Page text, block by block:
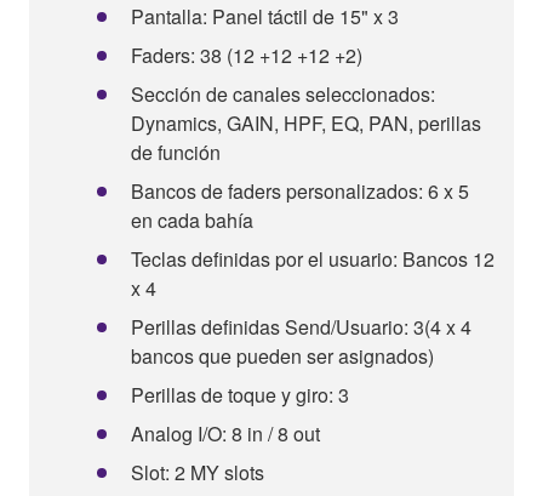
Pantalla: Panel táctil de 15" x 3
Faders: 38 (12 +12 +12 +2)
Sección de canales seleccionados:
Dynamics, GAIN, HPF, EQ, PAN, perillas
de función
Bancos de faders personalizados: 6 x 5
en cada bahía
Teclas definidas por el usuario: Bancos 12
x 4
Perillas definidas Send/Usuario: 3(4 x 4
bancos que pueden ser asignados)
Perillas de toque y giro: 3
Analog I/O: 8 in / 8 out
Slot: 2 MY slots